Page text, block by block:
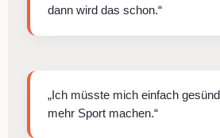
dann wird das schon.“
„Ich müsste mich einfach
mehr Sport machen.“